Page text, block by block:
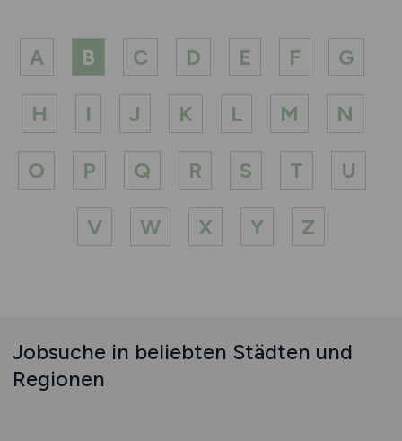
A B C D E F G
H I J K L M N
O P Q R S T U
V W X Y Z
Jobsuche in beliebten Städten und
Regionen